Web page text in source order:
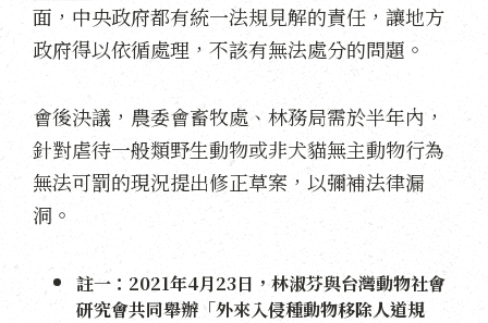
面，中央政府都有統一法規見解的責任，讓地方
政府得以依循處理，不該有無法處分的問題。
會後決議，農委會畜牧處、林務局需於半年內，
針對虐待一般類野生動物或非犬貓無主動物行為
無法可罰的現況提出修正草案，以彌補法律漏
洞。
註一：2021年4月23日，林淑芬與台灣動物社會
研究會共同舉辦「外來入侵種動物移除人道規